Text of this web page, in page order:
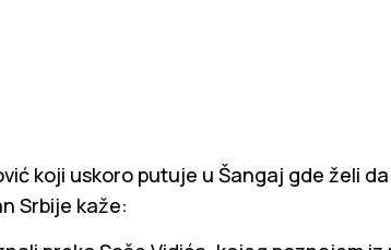
koji uskoro putuje u Šangaj gde želi
Srbije kaže: